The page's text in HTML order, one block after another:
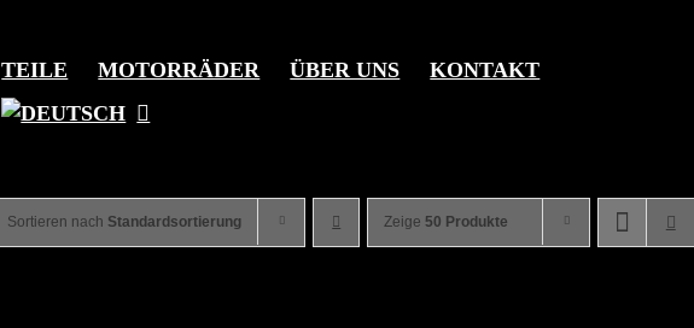
TEILE MOTORRÄDER ÜBER UNS KONTAKT
Sortieren nach Standardsortierung Zeige 50 Produkte